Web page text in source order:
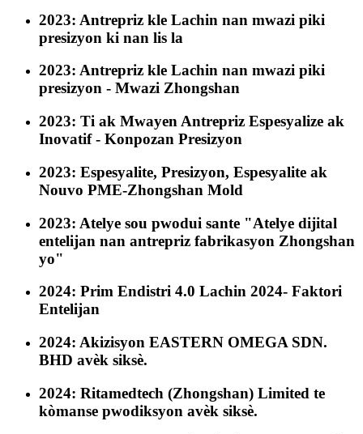
2023: Antrepriz kle Lachin nan mwazi piki
presizyon ki nan lis la
2023: Antrepriz kle Lachin nan mwazi piki
presizyon - Mwazi Zhongshan
2023: Ti ak Mwayen Antrepriz Espesyalize ak
Inovatif - Konpozan Presizyon
2023: Espesyalite, Presizyon, Espesyalite ak
Nouvo PME-Zhongshan Mold
2023: Atelye sou pwodui sante "Atelye dijital
entelijan nan antrepriz fabrikasyon Zhongshan
yo"
2024: Prim Endistri 4.0 Lachin 2024- Faktori
Entelijan
2024: Akizisyon EASTERN OMEGA SDN.
BHD avèk siksè.
2024: Ritamedtech (Zhongshan) Limited te
kòmanse pwodiksyon avèk siksè.